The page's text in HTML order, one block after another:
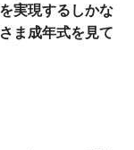
実現するしかな
ま成年式を見て